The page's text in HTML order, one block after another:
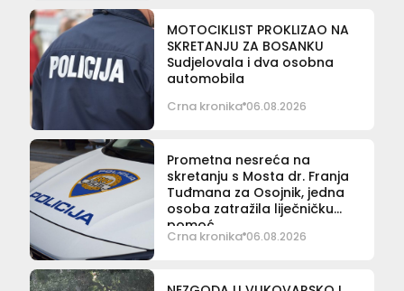
MOTOCIKLIST PROKLIZAO NA
SKRETANJU ZA BOSANKU
Sudjelovala i dva osobna
automobila
Crna kronika 06.08.2026
Prometna nesreća na
skretanju s Mosta dr. Franja
Tuđmana za Osojnik, jedna
osoba zatražila liječničku
pomoć
Crna kronika 06.08.2026